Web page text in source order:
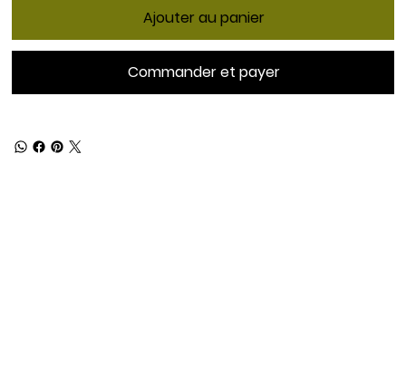
Ajouter au panier
Commander et payer